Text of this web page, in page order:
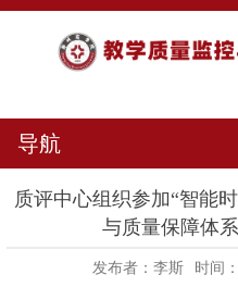
导航
质评中心组织参加“智能
与质量保障体
发布者：李斯 时间